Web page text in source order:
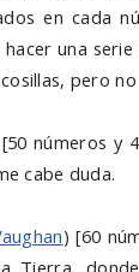
en cada
una
pero
números y
cabe duda.
) [60